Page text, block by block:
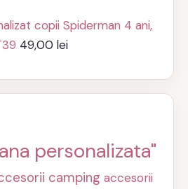
copii Spiderman 4 ani,
49,00lei
personalizata"
camping accesorii